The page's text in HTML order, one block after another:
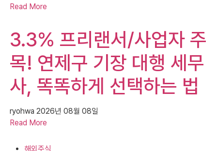
Read More
3.3% 프리랜서/사업자 주
목! 연제구 기장 대행 세무
사, 똑똑하게 선택하는 법
ryohwa 2026년 08월 08일
Read More
해외주식